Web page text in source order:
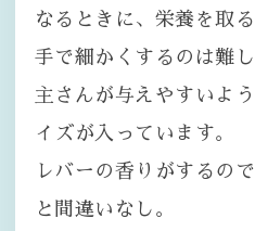
なるときに、栄養を取
手で細かくするのは難
主さんが与えやすいよ
イズが入っています。
レバーの香りがするの
と間違いなし。